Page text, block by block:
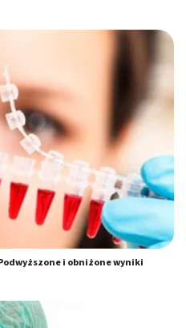
i obniżone wyniki